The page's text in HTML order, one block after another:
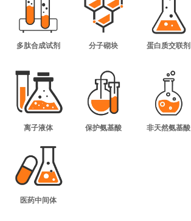
多肽合成试剂 分子砌块 蛋白质交联剂
离子液体 保护氨基酸 非天然氨基酸
医药中间体